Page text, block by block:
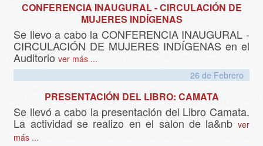
CONFERENCIA INAUGURAL - CIRCULACIÓN DE
MUJERES INDÍGENAS
Se llevo a cabo la CONFERENCIA INAUGURAL -
CIRCULACIÓN DE MUJERES INDÍGENAS en el
Auditoriover más ...
26 de Febrero
PRESENTACIÓN DEL LIBRO: CAMATA
Se llevó a cabo la presentación del Libro Camata.
La actividad se realizo en el salon de la&nb ver
más ...